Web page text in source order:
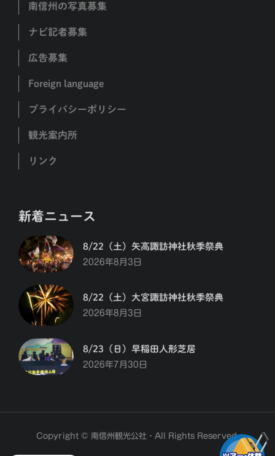
南信州の写真募集
ナビ記者募集
広告募集
Foreign language
プライバシーポリシー
観光案内所
リンク
新着ニュース
8/22（土）矢高諏訪神社秋季祭典
2026年8月3日
8/22（土）大宮諏訪神社秋季祭典
2026年8月3日
8/23（日）早稲田人形芝居
2026年7月30日
Copyright © 南信州観光公社・All Rights Reserved.